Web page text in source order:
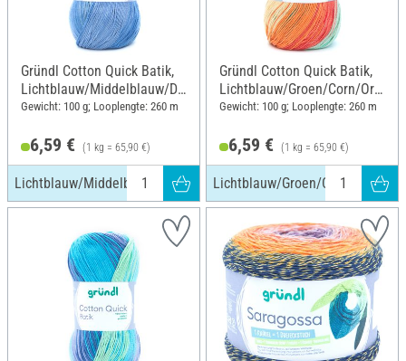
Gründl Cotton Quick Batik,
Lichtblauw/Middelblauw/Do
nkerblauw
Gewicht: 100 g; Looplengte: 260 m
6,59 € (1 kg = 65,90 €)
Lichtblauw/Middelblauw/Donkerblauw
Gründl Cotton Quick Batik,
Lichtblauw/Groen/Corn/Ora
nje
Gewicht: 100 g; Looplengte: 260 m
6,59 € (1 kg = 65,90 €)
Lichtblauw/Groen/Corn/Oranje